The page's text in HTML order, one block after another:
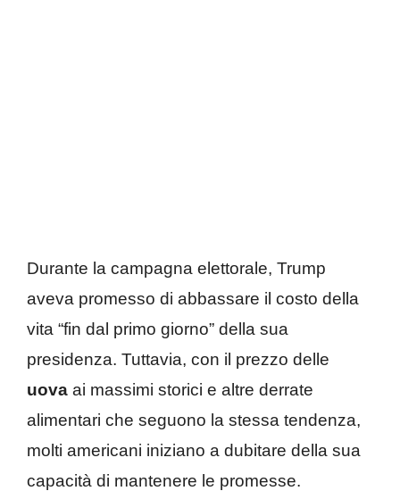
Durante la campagna elettorale, Trump
aveva promesso di abbassare il costo della
vita “fin dal primo giorno” della sua
presidenza. Tuttavia, con il prezzo delle
uova ai massimi storici e altre derrate
alimentari che seguono la stessa tendenza,
molti americani iniziano a dubitare della sua
capacità di mantenere le promesse.